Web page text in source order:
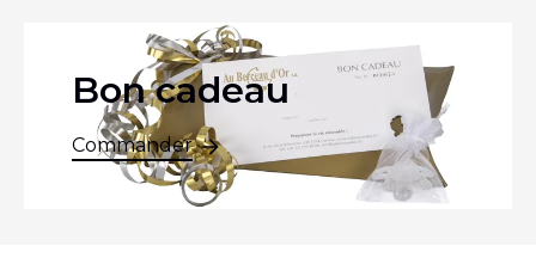
Bon cadeau
Commander